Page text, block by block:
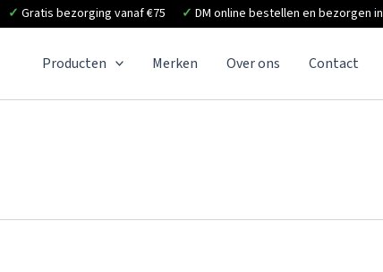
✓ Gratis bezorging vanaf €75 ✓ DM online bestellen en bezorgen in
Producten Merken Over ons Contact